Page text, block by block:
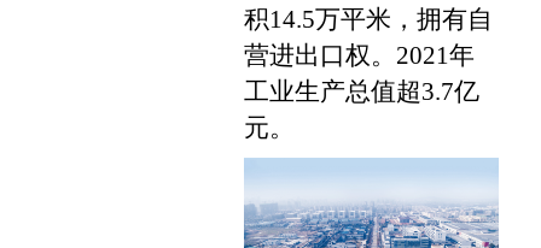
积14.5万平米，拥有自
营进出口权。 2021年
工业生产总值超3.7亿
元。